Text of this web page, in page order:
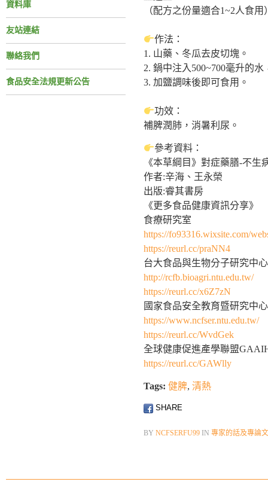
資料庫
友站連結
聯絡我們
食品安全法規更新公告
（配方之份量適合1~2人食用
作法：
1. 山藥、冬瓜去皮切塊。
2. 鍋中注入500~700毫升的
3. 加鹽調味後即可食用。
功效：
補脾潤肺，消暑利尿。
參考資料：
《本草綱目》對症藥膳-不生
作者:辛海、王永榮
出版:睿其書房
《更多食品健康資訊分享》
食療研究室
https://fo93316.wixsite.com/
https://reurl.cc/praNN4
台大食品與生物分子研究中心
http://rcfb.bioagri.ntu.edu.tw/
https://reurl.cc/x6Z7zN
國家食品安全教育暨研究中心
https://www.ncfser.ntu.edu.tw/
https://reurl.cc/WvdGek
全球健康促進產學聯盟
https://reurl.cc/GAWlly
Tags: 健脾, 清熱
SHARE
BY NCFSERFU99 IN 專家的話及專論